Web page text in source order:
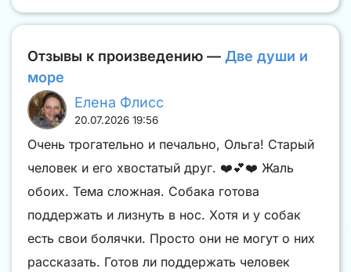
Отзывы к произведению — Две души и
море
Елена Флисс
20.07.2026 19:56
Очень трогательно и печально, Ольга! Старый
человек и его хвостатый друг. ❤️💕❤️ Жаль
обоих. Тема сложная. Собака готова
поддержать и лизнуть в нос. Хотя и у собак
есть свои болячки. Просто они не могут о них
рассказать. Готов ли поддержать человек